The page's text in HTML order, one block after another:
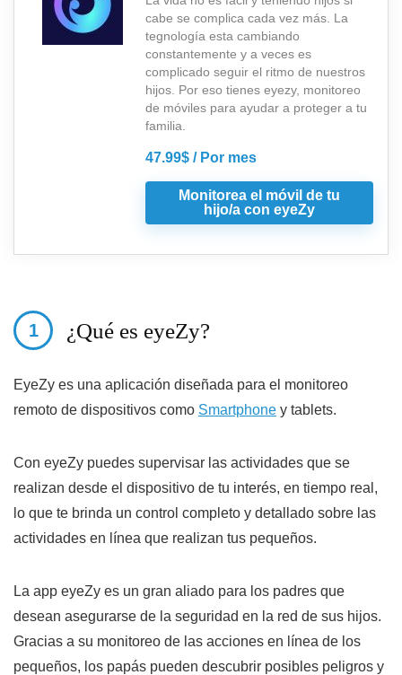
cabe se complica cada vez más. La
tegnología esta cambiando
constantemente y a veces es
complicado seguir el ritmo de nuestros
hijos. Por eso tienes eyezy, monitoreo
de móviles para ayudar a proteger a tu
familia.
47.99$ / Por mes
Monitorea el móvil de tu
hijo/a con eyeZy
¿Qué es eyeZy?
EyeZy es una aplicación diseñada para el monitoreo
remoto de dispositivos como Smartphone y tablets.
Con eyeZy puedes supervisar las actividades que se
realizan desde el dispositivo de tu interés, en tiempo real,
lo que te brinda un control completo y detallado sobre las
actividades en línea que realizan tus pequeños.
La app eyeZy es un gran aliado para los padres que
desean asegurarse de la seguridad en la red de sus hijos.
Gracias a su monitoreo de las acciones en línea de los
pequeños, los papás pueden descubrir posibles peligros y